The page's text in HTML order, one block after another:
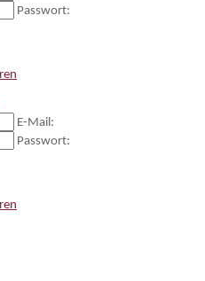
Passwort:
E-Mail:
Passwort: